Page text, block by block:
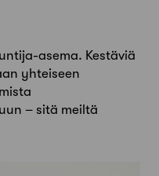
asema. Kestäviä
yhteiseen
– sitä meiltä